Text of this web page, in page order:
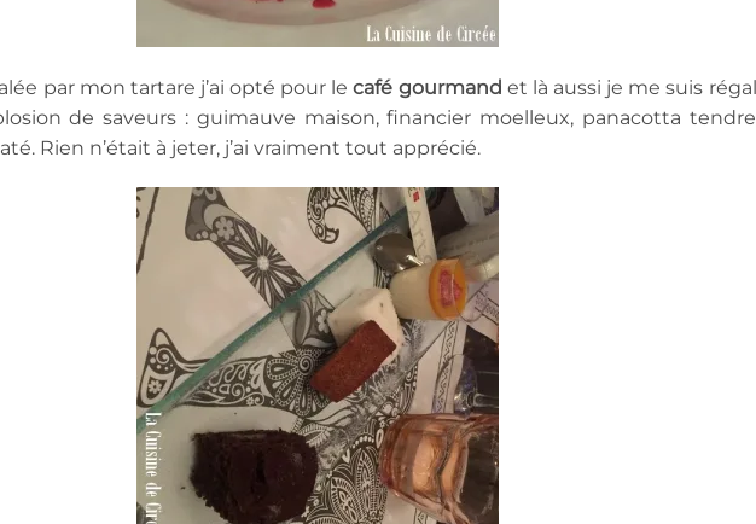
par mon tartare j’ai opté pour lecafé gourmand et là aussi je me suis
de saveurs : guimauve maison, financier moelleux, panacotta
Rien n’était à jeter, j’ai vraiment tout apprécié.